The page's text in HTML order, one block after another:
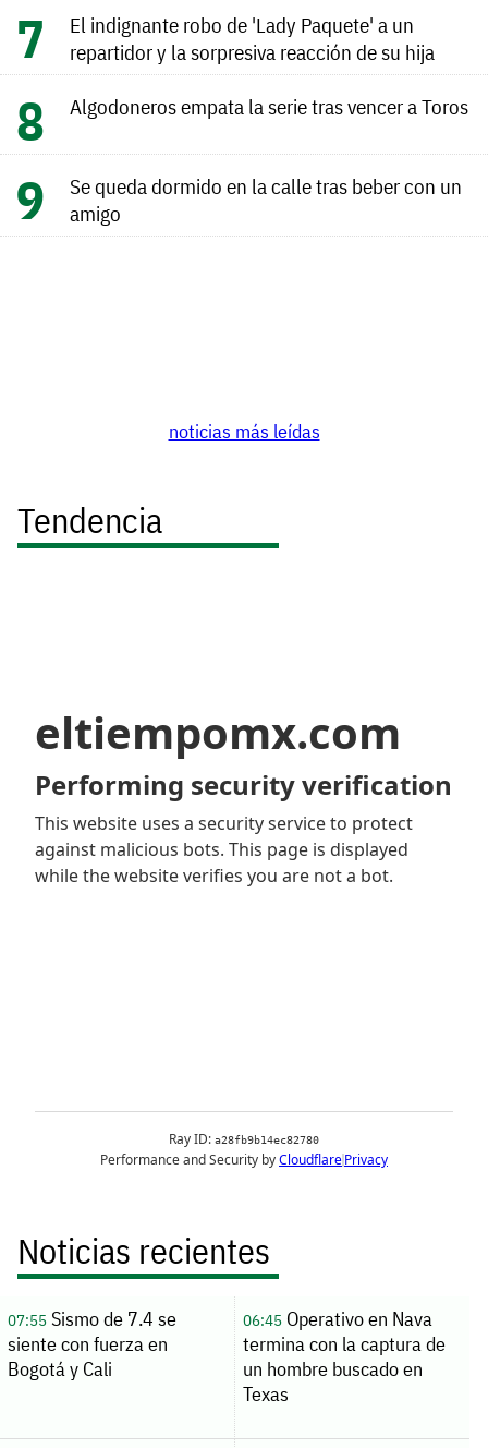
El indignante robo de 'Lady Paquete' a un
repartidor y la sorpresiva reacción de su hija
Algodoneros empata la serie tras vencer a Toros
Se queda dormido en la calle tras beber con un
amigo
noticias más leídas
Tendencia
Noticias recientes
07:55Sismo de 7.4 se
siente con fuerza en
Bogotá y Cali
06:45Operativo en Nava
termina con la captura de
un hombre buscado en
Texas